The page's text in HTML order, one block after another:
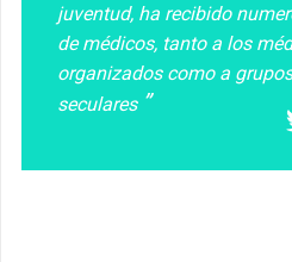
juventud, ha recibido
de médicos, tanto a los
organizados como a
seculares